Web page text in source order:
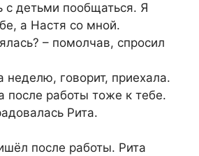
с детьми пообщаться. Я
а Настя со мной.
– помолчав, спросил
говорит, приехала.
после работы тоже к тебе.
Рита.
после работы. Рита